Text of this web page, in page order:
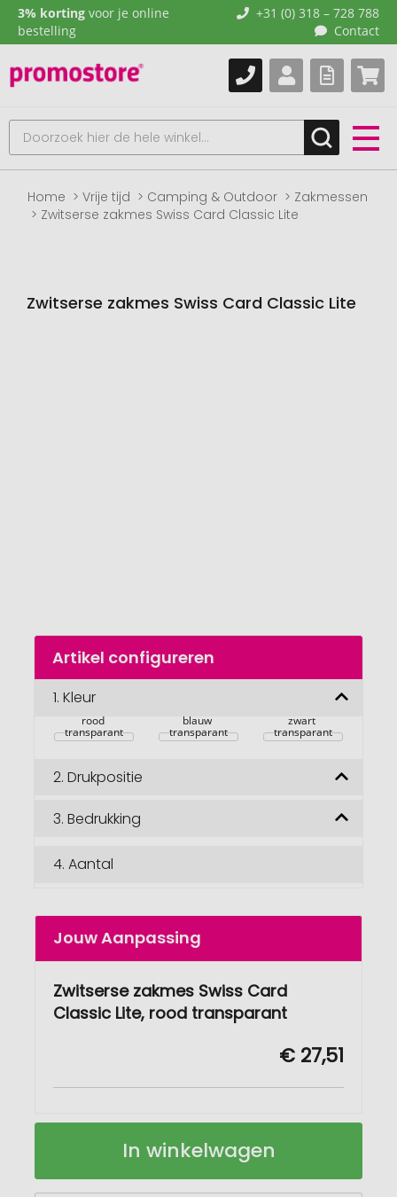
3% korting voor je online
bestelling
+31 (0) 318 – 728 788
Contact
Home Vrije tijd Camping & Outdoor
Zakmessen
Zwitserse zakmes Swiss Card Classic Lite
Zwitserse zakmes Swiss Card Classic Lite
Naar
begin
afbeeldingengalerij
Artikel configureren
1. Kleur
rood
transparant
blauw
transparant
zwart
transparant
2. Drukpositie
3. Bedrukking
4. Aantal
Jouw Aanpassing
Zwitserse zakmes Swiss Card
Classic Lite, rood transparant
€ 27,51
Zwitserse
Card
Op
In winkelwagen